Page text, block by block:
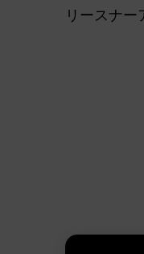
リースナ